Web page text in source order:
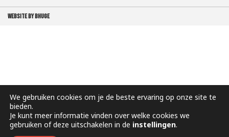
WEBSITE BY BHUGE
We gebruiken cookies om je de beste ervaring op onze site te
bieden.
Je kunt meer informatie vinden over welke cookies we
gebruiken of deze uitschakelen in de instellingen.